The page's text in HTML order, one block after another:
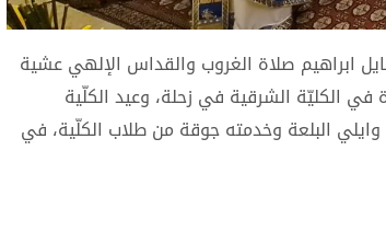
ابراهيم صلاة الغروب والقداس الإلهي عشية
في الكليّة الشرقية في زحلة، وعيد الكلّية
وايلي البلعة وخدمته جوقة من طلاب الكلّية، في